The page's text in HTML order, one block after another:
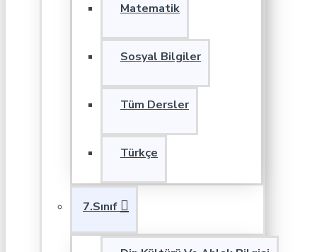
Matematik
Sosyal Bilgiler
Tüm Dersler
Türkçe
7.Sınıf